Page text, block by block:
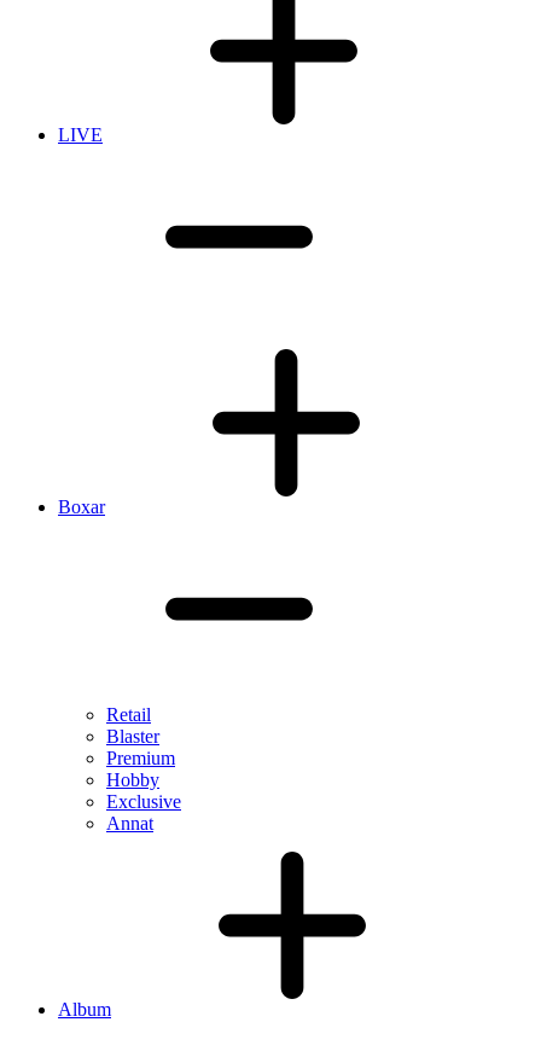
LIVE
Boxar
Retail
Blaster
Premium
Hobby
Exclusive
Annat
Album